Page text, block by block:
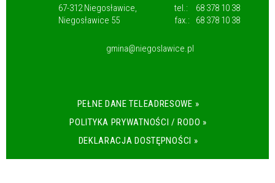
67-312 Niegosławice,
Niegosławice 55
tel.:
68 378 10 38
fax.:
68 378 10 38
gmina@niegoslawice.pl
PEŁNE DANE TELEADRESOWE »
POLITYKA PRYWATNOŚCI / RODO »
DEKLARACJA DOSTĘPNOŚCI »